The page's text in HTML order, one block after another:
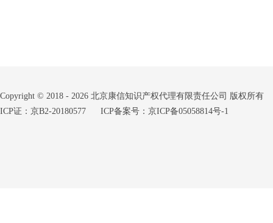
Copyright © 2018 - 2026 北京康信知识产权代理有限责任公司 版权所有
ICP证：京B2-20180577
ICP备案号：京ICP备05058814号-1